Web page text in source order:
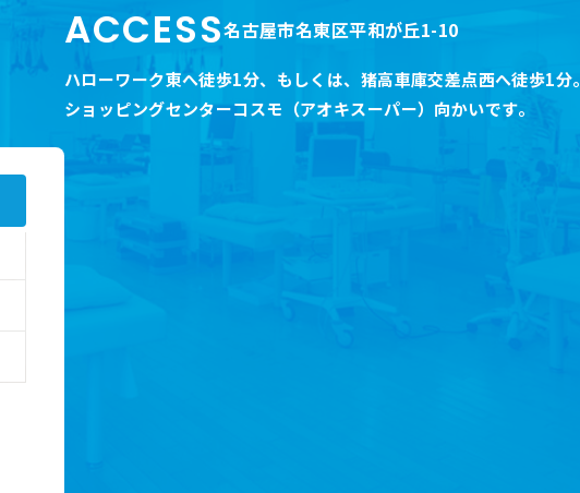
ACCESS名古屋市名東区平和が丘1-10
ハローワーク東へ徒歩1分、 もしくは、猪高車庫交差点西へ徒歩1分。
ショッピングセンターコスモ（アオキスーパー） 向かいです。